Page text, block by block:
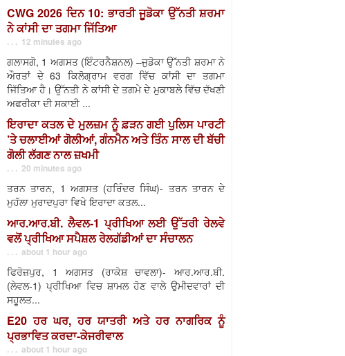
CWG 2026 ਦਿਨ 10: ਭਾਰਤੀ ਜੂਡੋਕਾ ਉੱਨਤੀ ਸ਼ਰਮਾ
ਨੇ ਕਾਂਸੀ ਦਾ ਤਗਮਾ ਜਿੱਤਿਆ
. . . 12 minutes ago
ਗਲਾਸਗੋ, 1 ਅਗਸਤ (ਇੰਟਰਨੈਸ਼ਨਲ) –ਜੁਡੋਕਾ ਉੱਨਤੀ ਸ਼ਰਮਾ ਨੇ
ਔਰਤਾਂ ਦੇ 63 ਕਿਲੋਗ੍ਰਾਮ ਵਰਗ ਵਿੱਚ ਕਾਂਸੀ ਦਾ ਤਗਮਾ
ਜਿੱਤਿਆ ਹੈ। ਉੱਨਤੀ ਨੇ ਕਾਂਸੀ ਦੇ ਤਗਮੇ ਦੇ ਮੁਕਾਬਲੇ ਵਿੱਚ ਦੱਖਣੀ
ਅਫਰੀਕਾ ਦੀ ਸਕਾਈ ...
ਇਰਾਦਾ ਕਤਲ ਦੇ ਮੁਲਜ਼ਮ ਨੂੰ ਫ਼ੜਨ ਗਈ ਪੁਲਿਸ ਪਾਰਟੀ
’ਤੇ ਚਲਾਈਆਂ ਗੋਲੀਆਂ, ਗੰਨਮੈਨ ਅਤੇ ਤਿੰਨ ਸਾਲ ਦੀ ਬੱਚੀ
ਗੋਲੀ ਲੱਗਣ ਨਾਲ ਜ਼ਖਮੀ
. . . 20 minutes ago
ਤਰਨ ਤਾਰਨ, 1 ਅਗਸਤ (ਹਰਿੰਦਰ ਸਿੰਘ)- ਤਰਨ ਤਾਰਨ ਦੇ
ਮੁਹੱਲਾ ਮੁਰਾਦਪੁਰਾ ਵਿਖੇ ਇਰਾਦਾ ਕਤਲ...
ਆਰ.ਆਰ.ਬੀ. ਲੈਵਲ-1 ਪ੍ਰੀਖਿਆ ਲਈ ਉੱਤਰੀ ਰੇਲਵੇ
ਵਲੋਂ ਪ੍ਰੀਖਿਆ ਸਪੈਸ਼ਲ ਰੇਲਗੱਡੀਆਂ ਦਾ ਸੰਚਾਲਨ
. . . about 1 hour ago
ਫਿਰੋਜ਼ਪੁਰ, 1 ਅਗਸਤ (ਰਾਕੇਸ਼ ਚਾਵਲਾ)- ਆਰ.ਆਰ.ਬੀ.
(ਲੇਵਲ-1) ਪ੍ਰੀਖਿਆ ਵਿਚ ਸ਼ਾਮਲ ਹੋਣ ਵਾਲੇ ਉਮੀਦਵਾਰਾਂ ਦੀ
ਸਹੂਲਤ...
E20 ਹਰ ਘਰ, ਹਰ ਯਾਤਰੀ ਅਤੇ ਹਰ ਨਾਗਰਿਕ ਨੂੰ
ਪ੍ਰਭਾਵਿਤ ਕਰਦਾ-ਕੇਜਰੀਵਾਲ
. . . about 1 hour ago